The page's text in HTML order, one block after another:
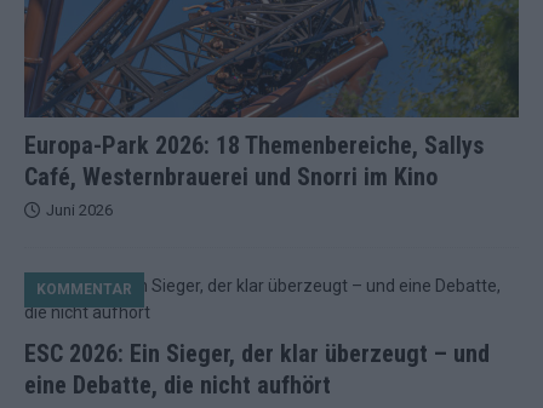
Europa-Park 2026: 18 Themenbereiche, Sallys
Café, Westernbrauerei und Snorri im Kino
Juni 2026
ESC 2026: Ein Sieger, der klar überzeugt – und
eine Debatte, die nicht aufhört
KOMMENTAR